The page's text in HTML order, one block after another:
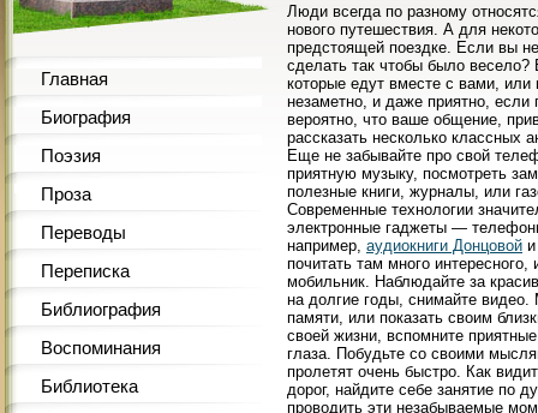
Главная
Биография
Поэзия
Проза
Переводы
Переписка
Библиография
Воспоминания
Библиотека
Люди всегда по разному
нового путешествия. А для
предстоящей поездке. Если вы
сделать так чтобы было
которые едут вместе с вами, или
незаметно, и даже приятно, если
вероятно, что ваше общение,
рассказать несколько классных
Еще не забывайте про свой
приятную музыку, посмотреть
полезные книги, журналы, или
Современные технологии
электронные гаджеты —
например, аудиокниги Донцовой
почитать там много
мобильник. Наблюдайте за
на долгие годы, снимайте
памяти, или показать своим
своей жизни, вспомните
глаза. Побудьте со своими
пролетят очень быстро. Как
дорог, найдите себе занятие по
проводить эти незабываемые